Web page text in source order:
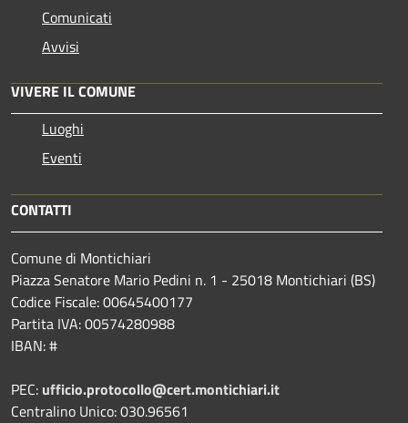
Comunicati
Avvisi
VIVERE IL COMUNE
Luoghi
Eventi
CONTATTI
Comune di Montichiari
Piazza Senatore Mario Pedini n. 1 - 25018 Montichiari (BS)
Codice Fiscale: 00645400177
Partita IVA: 00574280988
IBAN: #
PEC: ufficio.protocollo@cert.montichiari.it
Centralino Unico: 030.96561